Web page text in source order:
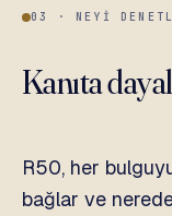
03 · NEYI
Kanıta
R50, her
bağlar ve